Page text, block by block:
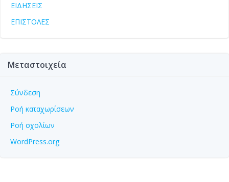
ΕΙΔΗΣΕΙΣ
ΕΠΙΣΤΟΛΕΣ
Μεταστοιχεία
Σύνδεση
Ροή καταχωρίσεων
Ροή σχολίων
WordPress.org